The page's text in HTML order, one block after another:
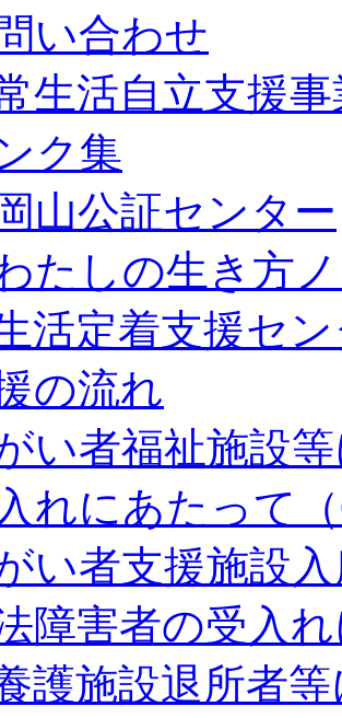
い合わせ
生活自立支援
ク集
山公証センター
わたしの生き方
活定着支援セ
の流れ
い者福祉施設
れにあたって
い者支援施設
障害者の受入
護施設退所者